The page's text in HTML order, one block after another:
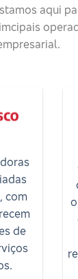
aqui
com
de